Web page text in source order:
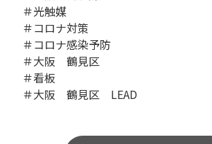
＃光触媒
＃コロナ対策
＃コロナ感染予防
＃大阪 鶴見区
＃看板
＃大阪 鶴見区 LEAD